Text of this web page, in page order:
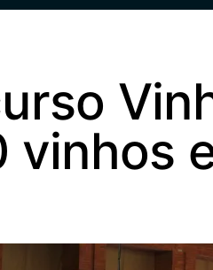
vinhos